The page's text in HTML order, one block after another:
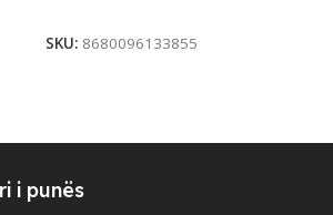
SKU: 8680096133855
i punës